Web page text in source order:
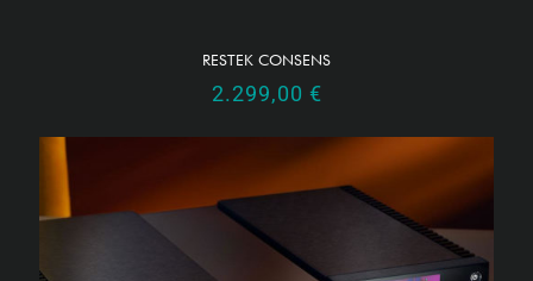
RESTEK CONSENS
2.299,00 €